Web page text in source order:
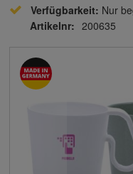
Verfügbarkeit: Nur
Artikelnr: 200635